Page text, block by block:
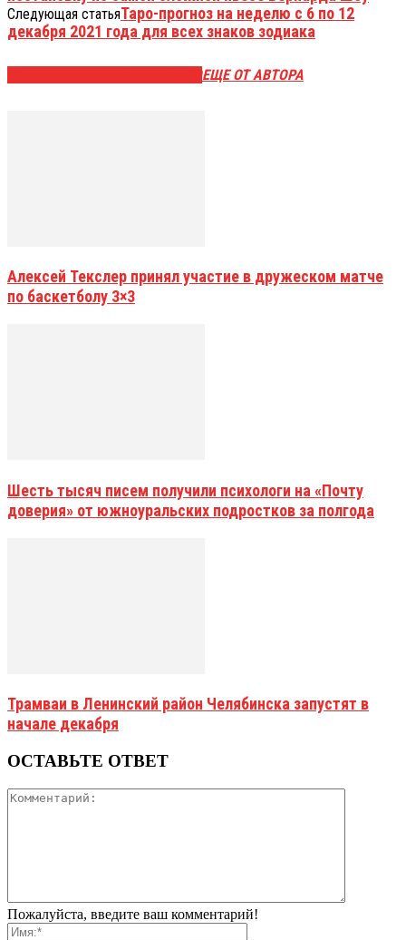
Следующая статьяТаро-прогноз на неделю с 6 по 12
декабря 2021 года для всех знаков зодиака
ЕЩЕ ОТ АВТОРА
Алексей Текслер принял участие в дружеском матче
по баскетболу 3×3
Шесть тысяч писем получили психологи на «Почту
доверия» от южноуральских подростков за полгода
Трамваи в Ленинский район Челябинска запустят в
начале декабря
ОСТАВЬТЕ ОТВЕТ
Пожалуйста, введите ваш комментарий!